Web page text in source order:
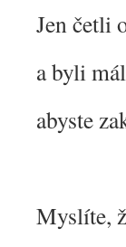
Jen četli
a byli
abyste
Myslíte,